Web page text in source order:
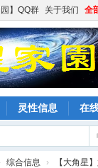
园】QQ群 关于我们 全
灵性信息 在
综合信息 › 【大角星